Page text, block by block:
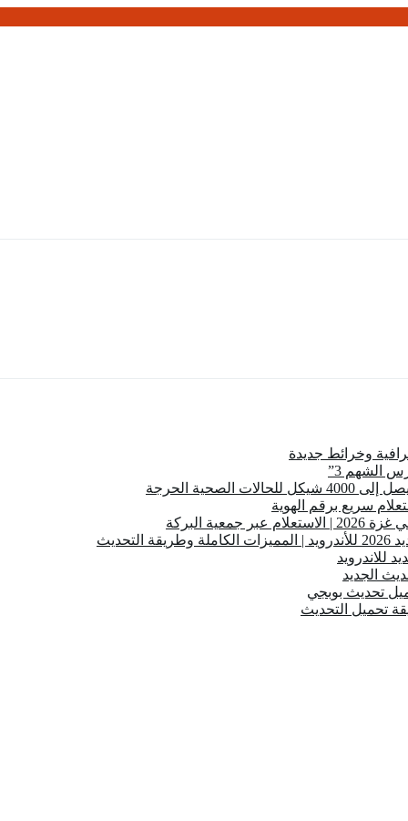
الشهم 3”
البركة